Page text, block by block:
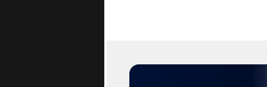
aveva